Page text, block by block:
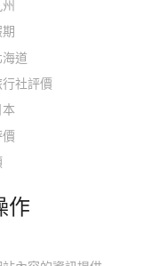
道
社評價
作